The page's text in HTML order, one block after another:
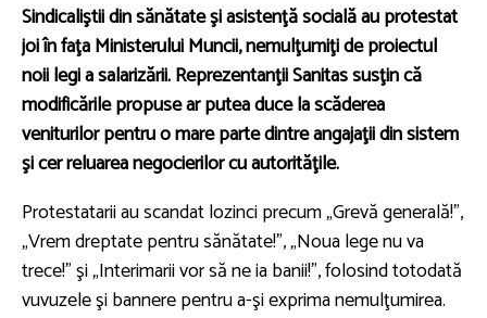
Sindicaliştii din sănătate şi asistenţă socială au protestat
joi în faţa Ministerului Muncii, nemulţumiţi de proiectul
noii legi a salarizării. Reprezentanţii Sanitas susţin că
modificările propuse ar putea duce la scăderea
veniturilor pentru o mare parte dintre angajaţii din sistem
şi cer reluarea negocierilor cu autorităţile.
Protestatarii au scandat lozinci precum „Grevă generală!”,
„Vrem dreptate pentru sănătate!”, „Noua lege nu va
trece!” şi „Interimarii vor să ne ia banii!”, folosind totodată
vuvuzele şi bannere pentru a-şi exprima nemulţumirea.